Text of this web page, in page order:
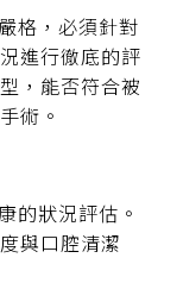
格，必須針對
進行徹底的評
，能否符合被
術。
的狀況評估。
與口腔清潔